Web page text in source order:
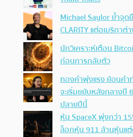
Michael Saylor ย้ำจุด
CLARITY แต่อเมริกา
นักวิเคราะห์เตือน
ก่อนการกลับตัว
ทองคำพุ่งแรง ย้อนคำ
จะเริ่มขยับหลังกลางปี
ปลายปีนี้
หุ้น SpaceX พุ่งกว่า
ล็อกหุ้น 911 ล้านหุ้นแต่